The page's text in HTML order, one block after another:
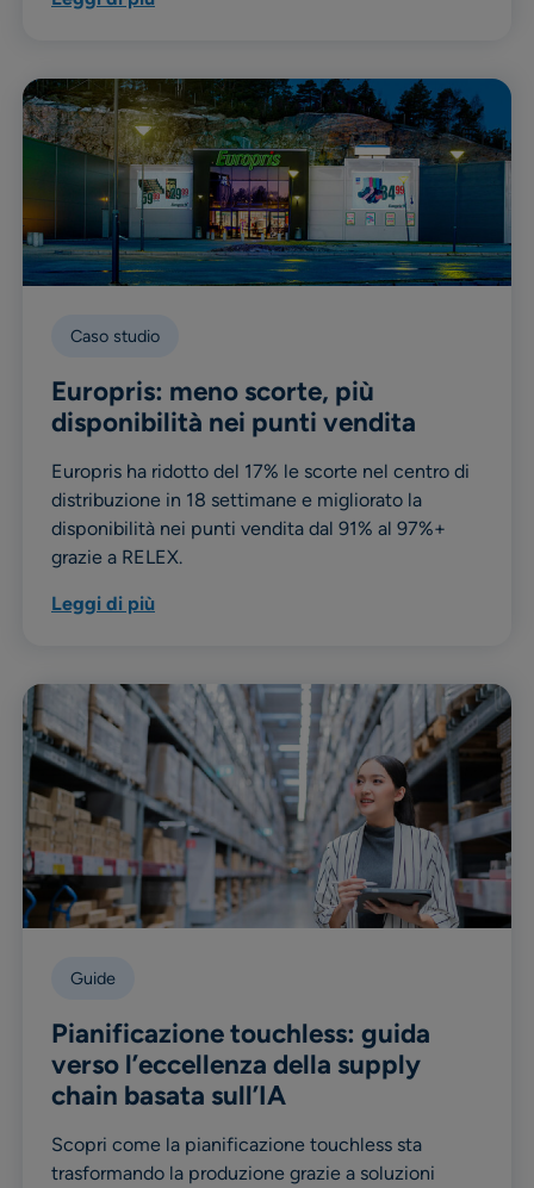
Caso studio
Europris: meno scorte, più
disponibilità nei punti vendita
Europris ha ridotto del 17% le scorte nel centro di
distribuzione in 18 settimane e migliorato la
disponibilità nei punti vendita dal 91% al 97%+
grazie a RELEX.
Leggi di più
Guide
Pianificazione touchless: guida
verso l’eccellenza della supply
chain basata sull’IA
Scopri come la pianificazione touchless sta
trasformando la produzione grazie a soluzioni